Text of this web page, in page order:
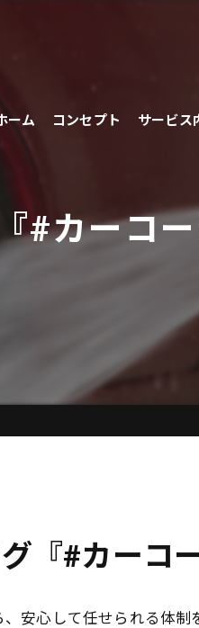
ーム コンセプト サービス
#カーコ
『#カーコ
安心して任せられる体